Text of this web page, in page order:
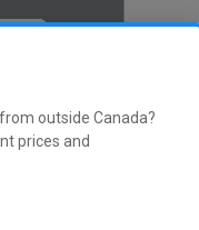
outside Canada?
prices and